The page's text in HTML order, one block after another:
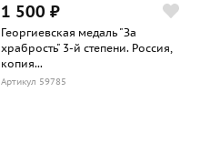
1 500 ₽
Георгиевская медаль "За
храбрость" 3-й степени. Россия,
копия...
Артикул 59785